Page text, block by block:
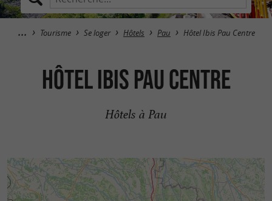
Tourisme Se loger Hôtels Pau Hôtel Ibis Pau Centre
Hôtel Ibis Pau Centre
Hôtels à Pau